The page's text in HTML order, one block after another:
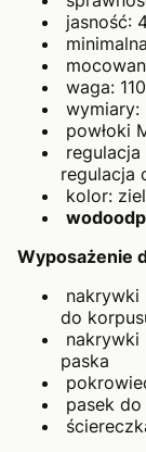
jasność:
waga:
wymiary:
powłoki
regulacja
kolor:
Wyposażenie
nakrywki
do
nakrywki
paska
pasek